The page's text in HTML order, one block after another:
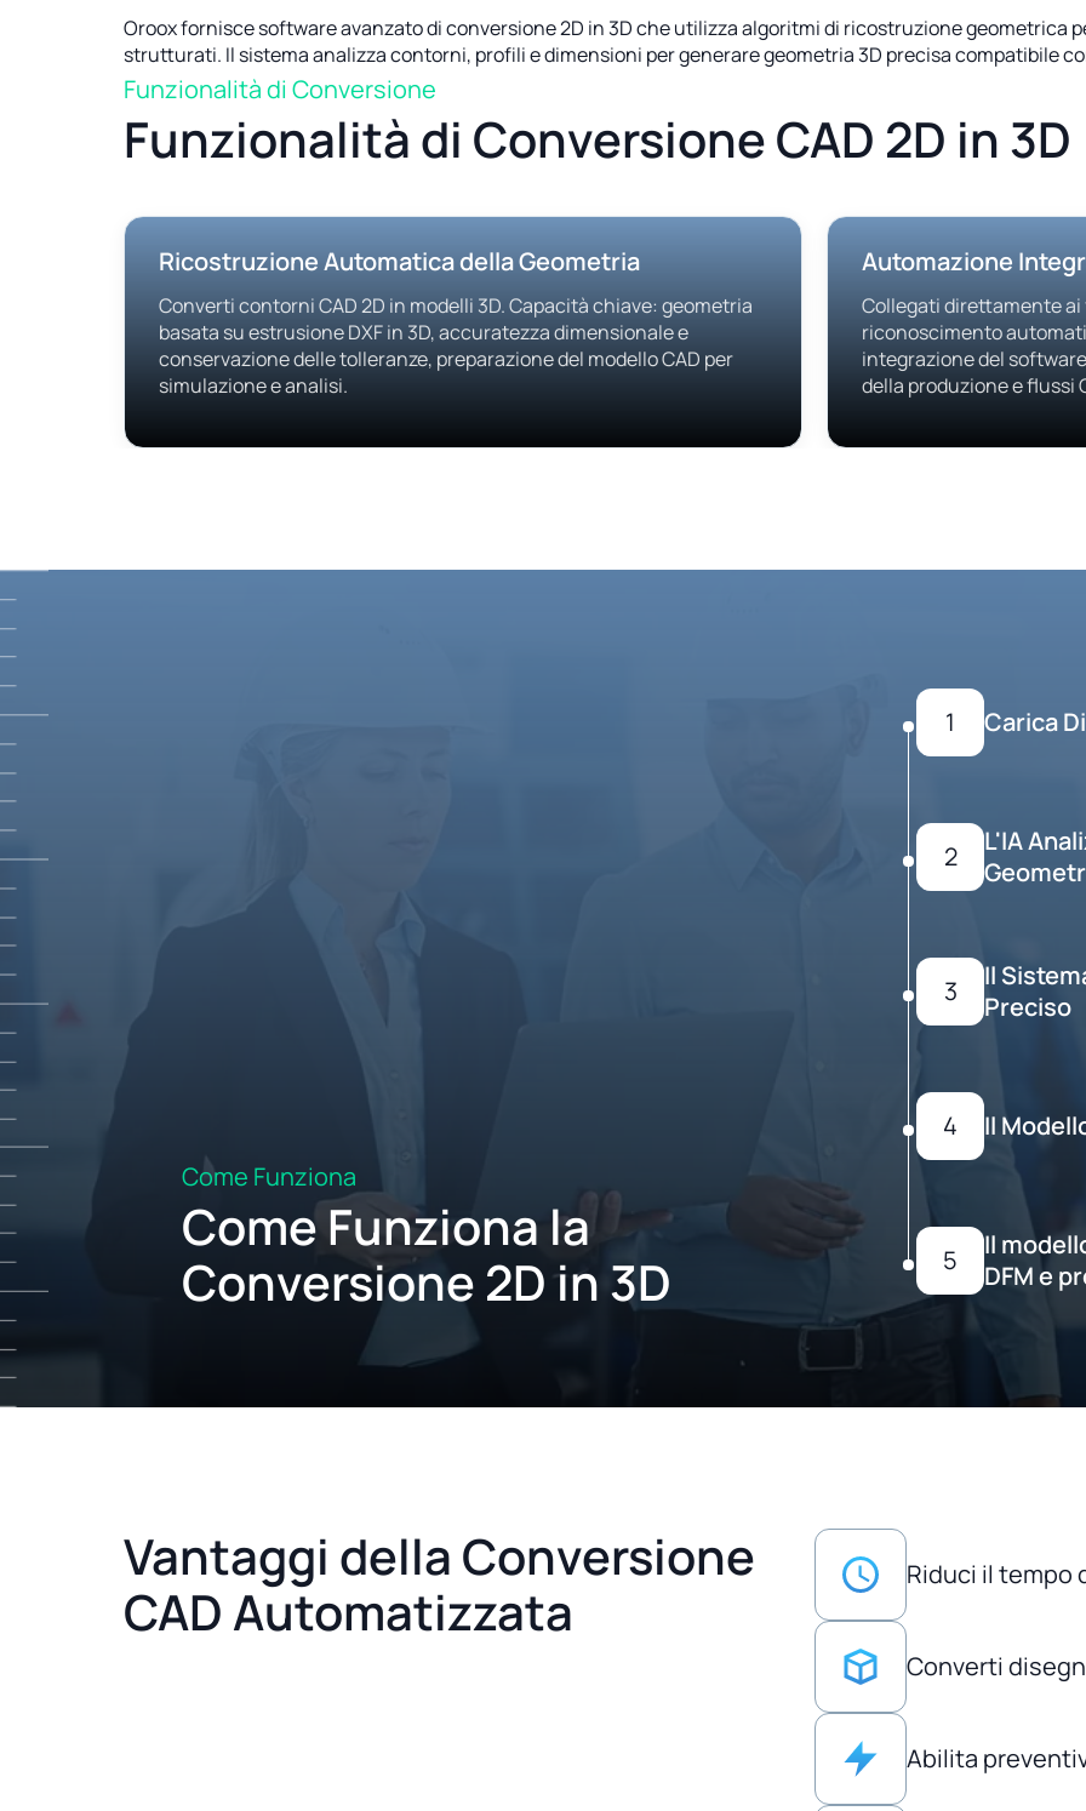
Oroox fornisce software avanzato di conversione 2D in 3D che utilizza algoritmi di ricostruzione geometrica
strutturati. Il sistema analizza contorni, profili e dimensioni per generare geometria 3D precisa compatibile
Funzionalità di Conversione
Funzionalità di Conversione CAD 2D in 3D
Ricostruzione Automatica della Geometria
Converti contorni CAD 2D in modelli 3D. Capacità chiave: geometria
basata su estrusione DXF in 3D, accuratezza dimensionale e
conservazione delle tolleranze, preparazione del modello CAD per
simulazione e analisi.
Automazione
Collegati direttamente
riconoscimento
integrazione del
della produzione e flussi
1 Carica
2
L'IA
3
Il
Preciso
4 Il
5
Il
DFM e
Come Funziona
Come Funziona la
Conversione 2D in 3D
Vantaggi della Conversione
CAD Automatizzata
Riduci il tempo
Converti
Abilita